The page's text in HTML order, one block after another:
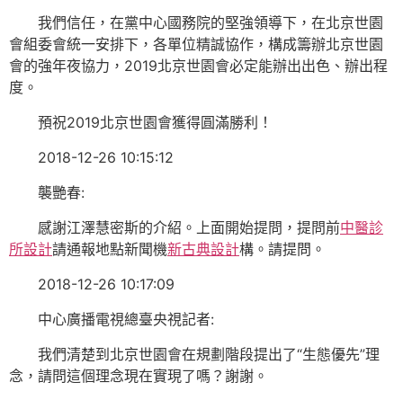
我們信任，在黨中心國務院的堅強領導下，在北京世園
會組委會統一安排下，各單位精誠協作，構成籌辦北京世園
會的強年夜協力，2019北京世園會必定能辦出出色、辦出程
度。
預祝2019北京世園會獲得圓滿勝利！
2018-12-26 10:15:12
襲艷春:
感謝江澤慧密斯的介紹。上面開始提問，提問前中醫診
所設計請通報地點新聞機新古典設計構。請提問。
2018-12-26 10:17:09
中心廣播電視總臺央視記者:
我們清楚到北京世園會在規劃階段提出了“生態優先”理
念，請問這個理念現在實現了嗎？謝謝。